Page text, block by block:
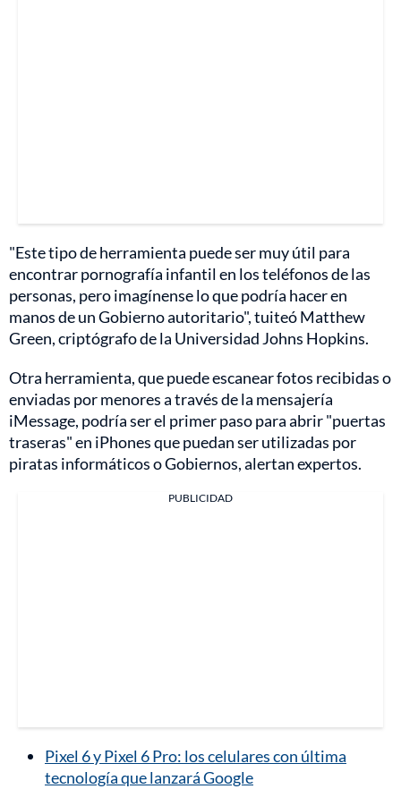
"Este tipo de herramienta puede ser muy útil para
encontrar pornografía infantil en los teléfonos de las
personas, pero imagínense lo que podría hacer en
manos de un Gobierno autoritario", tuiteó Matthew
Green, criptógrafo de la Universidad Johns Hopkins.
Otra herramienta, que puede escanear fotos recibidas o
enviadas por menores a través de la mensajería
iMessage, podría ser el primer paso para abrir "puertas
traseras" en iPhones que puedan ser utilizadas por
piratas informáticos o Gobiernos, alertan expertos.
PUBLICIDAD
Pixel 6 y Pixel 6 Pro: los celulares con última
tecnología que lanzará Google